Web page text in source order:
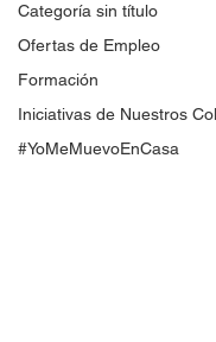
Categoría sin título
Ofertas de Empleo
Formación
Iniciativas de Nuestros
#YoMeMuevoEnCasa